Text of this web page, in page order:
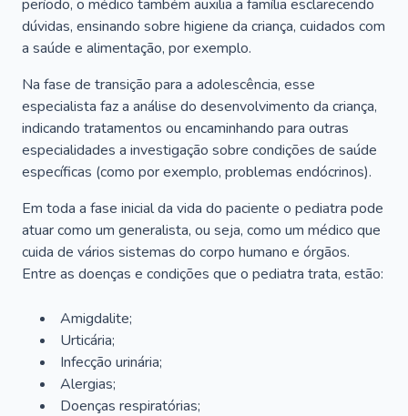
período, o médico também auxilia a família esclarecendo
dúvidas, ensinando sobre higiene da criança, cuidados com
a saúde e alimentação, por exemplo.
Na fase de transição para a adolescência, esse
especialista faz a análise do desenvolvimento da criança,
indicando tratamentos ou encaminhando para outras
especialidades a investigação sobre condições de saúde
específicas (como por exemplo, problemas endócrinos).
Em toda a fase inicial da vida do paciente o pediatra pode
atuar como um generalista, ou seja, como um médico que
cuida de vários sistemas do corpo humano e órgãos.
Entre as doenças e condições que o pediatra trata, estão:
Amigdalite;
Urticária;
Infecção urinária;
Alergias;
Doenças respiratórias;